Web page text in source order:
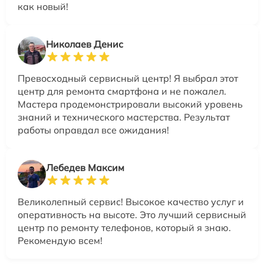
как новый!
Николаев Денис
Превосходный сервисный центр! Я выбрал этот
центр для ремонта смартфона и не пожалел.
Мастера продемонстрировали высокий уровень
знаний и технического мастерства. Результат
работы оправдал все ожидания!
Лебедев Максим
Великолепный сервис! Высокое качество услуг и
оперативность на высоте. Это лучший сервисный
центр по ремонту телефонов, который я знаю.
Рекомендую всем!